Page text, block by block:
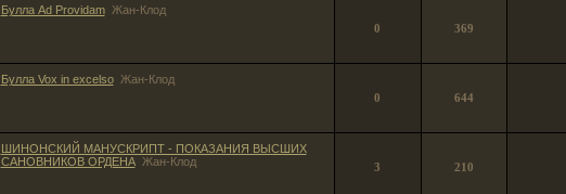
Булла Ad Providam
Жан-Клод
0
369
Булла Vox in excelso
Жан-Клод
0
644
ШИНОНСКИЙ МАНУСКРИПТ - ПОКАЗАНИЯ ВЫСШИХ
САНОВНИКОВ ОРДЕНА
Жан-Клод 3 210